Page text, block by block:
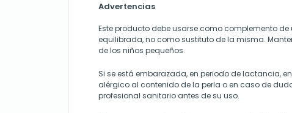
Advertencias
Este producto debe usarse como complemento
equilibrada, no como sustituto de la misma.
de los niños pequeños.
Si se está embarazada, en periodo de lactancia,
alérgico al contenido de la perla o en caso de
profesional sanitario antes de su uso.